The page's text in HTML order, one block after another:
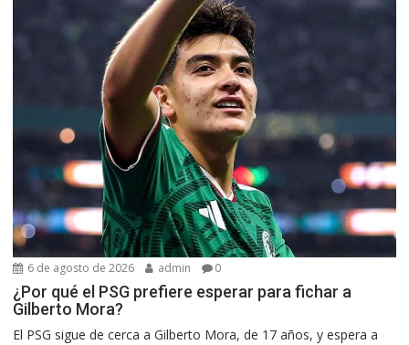
6 de agosto de 2026 admin 0
¿Por qué el PSG prefiere esperar para fichar a
Gilberto Mora?
El PSG sigue de cerca a Gilberto Mora, de 17 años, y espera a